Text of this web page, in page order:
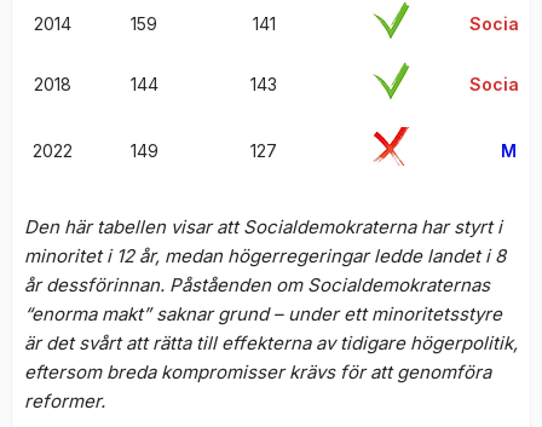
2014 159 141
2018 144 143
2022 149 127
Den här tabellen visar att Socialdemokraterna har styrt i
minoritet i 12 år, medan högerregeringar ledde landet i 8
år dessförinnan. Påståenden om Socialdemokraternas
“enorma makt” saknar grund – under ett minoritetsstyre
är det svårt att rätta till effekterna av tidigare högerpolitik,
eftersom breda kompromisser krävs för att genomföra
reformer.